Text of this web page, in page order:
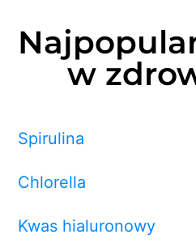
w
Spirulina
Chlorella
Kwas hialuronowy